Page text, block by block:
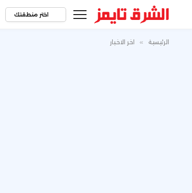
اختر منطقتك
الرئيسية » اخر الاخبار